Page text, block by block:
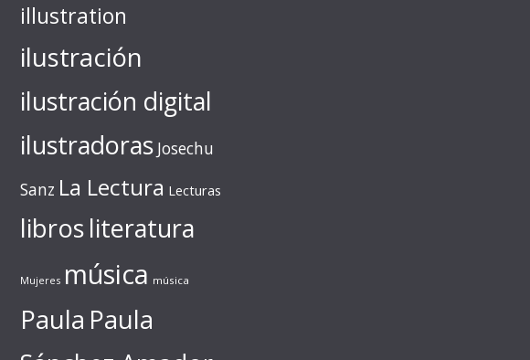
illustration
ilustración
ilustración digital
ilustradoras Josechu
Sanz La Lectura Lecturas
librosliteratura
Mujeres música música
Paula Paula